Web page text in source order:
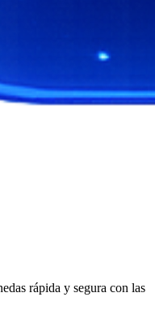
rápida y segura con las